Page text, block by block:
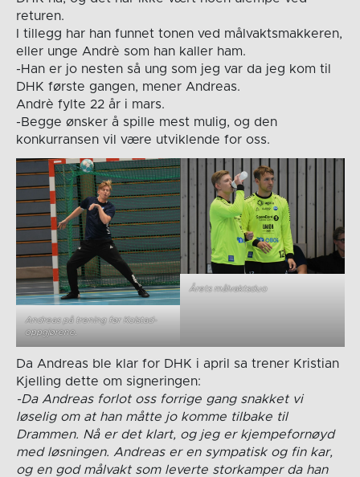
returen.
I tillegg har han funnet tonen ved målvaktsmakkeren,
eller unge Andrè som han kaller ham.
-Han er jo nesten så ung som jeg var da jeg kom til
DHK første gangen, mener Andreas.
Andrè fylte 22 år i mars.
-Begge ønsker å spille mest mulig, og den
konkurransen vil være utviklende for oss.
Andreas på trening før Kolstad-
oppgjørene.
Årets målvaktsduo
Da Andreas ble klar for DHK i april sa trener Kristian
Kjelling dette om signeringen:
-Da Andreas forlot oss forrige gang snakket vi
løselig om at han måtte jo komme tilbake til
Drammen. Nå er det klart, og jeg er kjempefornøyd
med løsningen. Andreas er en sympatisk og fin kar,
og en god målvakt som leverte storkamper da han